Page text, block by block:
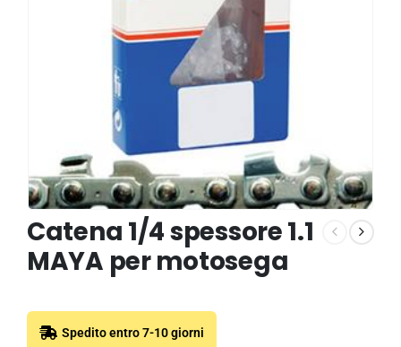
Catena 1/4 spessore 1.1
MAYA per motosega
Spedito entro 7-10 giorni